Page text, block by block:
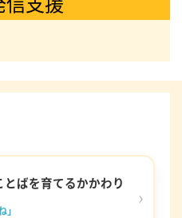
ばを育てるかかわり
」
›